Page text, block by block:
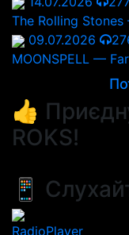
The Rolling
09.07.2026
MOONSPELL —
👍
ROKS!
📱
RadioPlayer